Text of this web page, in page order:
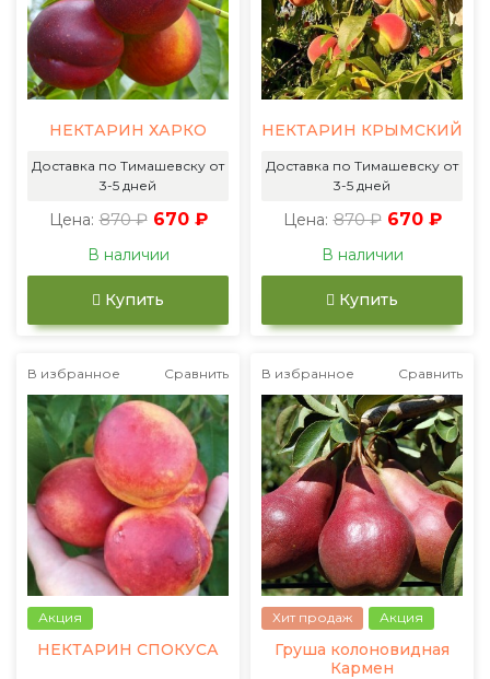
НЕКТАРИН ХАРКО
Доставка по Тимашевску от
3-5 дней
Цена: 870 ₽ 670 ₽
В наличии
Купить
НЕКТАРИН КРЫМСКИЙ
Доставка по Тимашевску от
3-5 дней
Цена: 870 ₽ 670 ₽
В наличии
Купить
В избранное Сравнить
Акция
НЕКТАРИН СПОКУСА
В избранное Сравнить
Хит продаж Акция
Груша колоновидная
Кармен